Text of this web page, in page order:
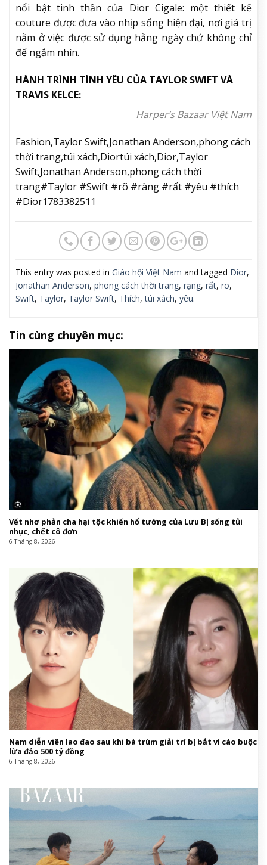
nổi bật tinh thần của Dior Cigale: một thiết kế
couture được đưa vào nhịp sống hiện đại, nơi giá trị
nằm ở việc được sử dụng hằng ngày chứ không chỉ
để ngắm nhìn.
HÀNH TRÌNH TÌNH YÊU CỦA TAYLOR SWIFT VÀ
TRAVIS KELCE:
Harper’s Bazaar Việt Nam
Fashion,Taylor Swift,Jonathan Anderson,phong cách
thời trang,túi xách,Diortúi xách,Dior,Taylor
Swift,Jonathan Anderson,phong cách thời
trang#Taylor #Swift #rõ #ràng #rất #yêu #thích
#Dior1783382511
This entry was posted in Giáo hội Việt Nam and tagged Dior,
Jonathan Anderson, phong cách thời trang, rạng, rất, rõ,
Swift, Taylor, Taylor Swift, Thích,túi xách, yêu.
Tin cùng chuyên mục:
Vết nhơ phản cha hại tộc khiến hổ tướng của Lưu Bị sống tủi
nhục, chết cô đơn
6 Tháng 8, 2026
Nam diễn viên lao đao sau khi bà trùm giải trí bị bắt vì cáo buộc
lừa đảo 500 tỷ đồng
6 Tháng 8, 2026